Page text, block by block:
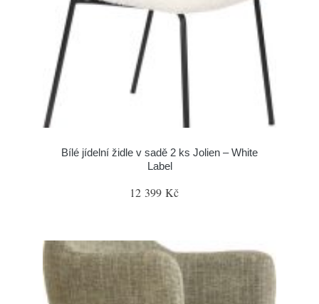
Bílé jídelní židle v sadě 2 ks Jolien – White
Label
12 399 Kč